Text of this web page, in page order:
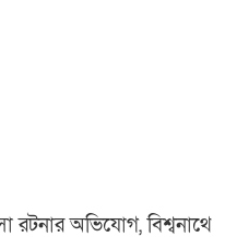
অভিযোগ, বিশ্বনাথে